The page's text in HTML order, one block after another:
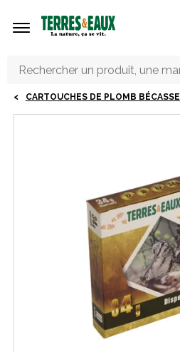
CARTOUCHES DE PLOMB BÉCASSE